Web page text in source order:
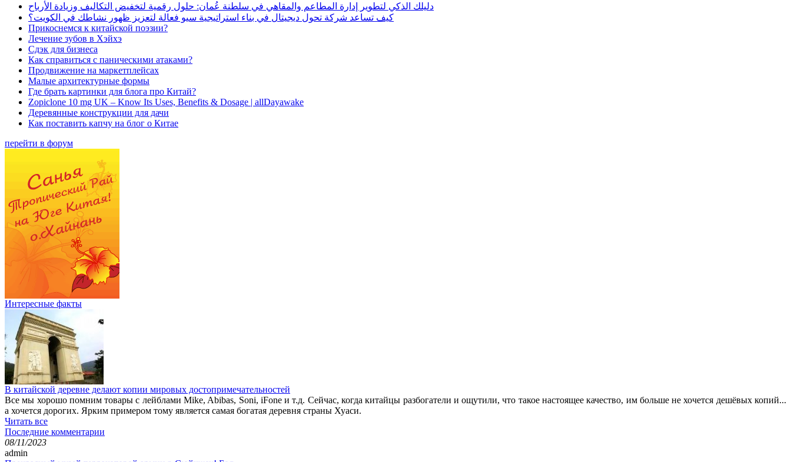
دليلك الذكي لتطوير إدارة المطاعم والمقاهي في سلطنة عُمان: حلول رقمية لتخفيض التكاليف وزيادة الأرباح
كيف تساعد شركة تحول ديجيتال في بناء استراتيجية سيو فعالة لتعزيز ظهور نشاطك في الكويت؟
Прикоснемся к китайской поэзии?
Лечение зубов в Хэйхэ
Сдэк для бизнеса
Как справиться с паническими атаками?
Продвижение на маркетплейсах
Малые архитектурные формы
Где брать картинки для блога про Китай?
Zopiclone 10 mg UK – Know Its Uses, Benefits & Dosage | allDayawake
Деревянные конструкции для дачи
Как поставить капчу на блог о Китае
перейти в форум
Интересные факты
В китайской деревне делают копии мировых достопримечательностей
Все мы хорошо помним товары с лейблами Mike, Abibas, Soni, iFone и т.д. Сейчас, когда китайцы разбогатели и ощутили, что такое настоящее качество, им больше не хочется дешёвых копий...
а хочется дорогих. Ярким примером тому является самая богатая деревня страны Хуаси.
Читать все
Последние комментарии
08/11/2023
admin